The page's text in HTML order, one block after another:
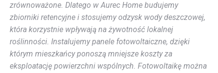
zrównoważone. Dlatego w Aurec Home budujemy
zbiorniki retencyjne i stosujemy odzysk wody deszczowej,
która korzystnie wpływają na żywotność lokalnej
roślinności. Instalujemy panele fotowoltaiczne, dzięki
którym mieszkańcy ponoszą mniejsze koszty za
eksploatację powierzchni wspólnych. Fotowoltaikę można